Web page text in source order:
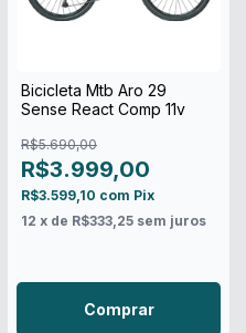
Bicicleta Mtb Aro 29
Sense React Comp 11v
R$5.690,00
R$3.999,00
R$3.599,10 com Pix
12 x de R$333,25 sem juros
Comprar